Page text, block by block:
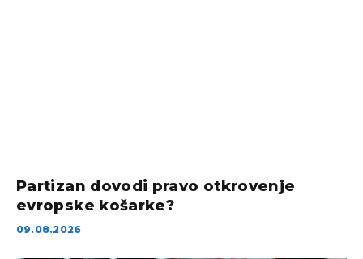
Partizan dovodi pravo otkrovenje
evropske košarke?
09.08.2026